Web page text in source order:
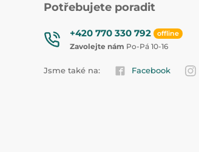
Potřebujete poradit
+420 770 330 792 offline
Zavolejte nám Po-Pá 10-16
Jsme také na: Facebook